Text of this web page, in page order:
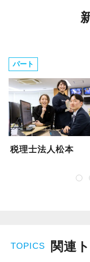
パート
税理士法人松本
TOPICS 関連